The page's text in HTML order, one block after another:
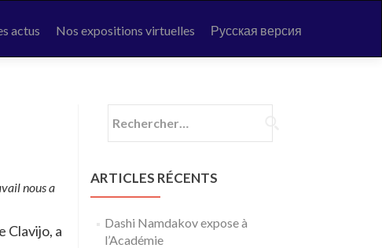
actus Nos expositions virtuelles Русская версия
nous a
Clavijo, a
ARTICLES RÉCENTS
Dashi Namdakov expose à
l’Académie